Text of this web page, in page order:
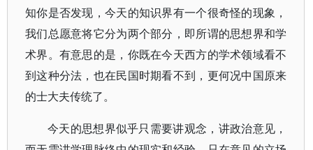
知你是否发现，今天的知识界有一个很奇怪的现象，
我们总愿意将它分为两个部分，即所谓的思想界和学
术界。有意思的是，你既在今天西方的学术领域看不
到这种分法，也在民国时期看不到，更何况中国原来
的士大夫传统了。
今天的思想界似乎只需要讲观念，讲政治意见，